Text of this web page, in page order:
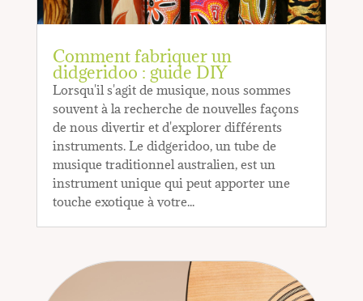
Comment fabriquer un
didgeridoo : guide DIY
Lorsqu'il s'agit de musique, nous sommes
souvent à la recherche de nouvelles façons
de nous divertir et d'explorer différents
instruments. Le didgeridoo, un tube de
musique traditionnel australien, est un
instrument unique qui peut apporter une
touche exotique à votre...